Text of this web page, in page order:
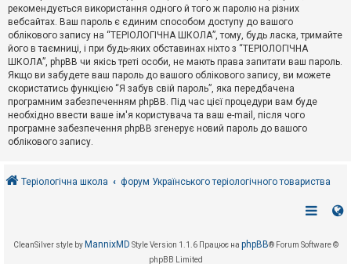
м
о
г
рекомендується використання одного й того ж паролю на різних
вебсайтах. Ваш пароль є єдиним способом доступу до вашого
облікового запису на “ТЕРІОЛОГІЧНА ШКОЛА”, тому, будь ласка, тримайте
його в таємниці, і при будь-яких обставинах ніхто з “ТЕРІОЛОГІЧНА
ШКОЛА”, phpBB чи якісь треті особи, не мають права запитати ваш пароль.
Якщо ви забудете ваш пароль до вашого облікового запису, ви можете
скористатись функцією “Я забув свій пароль”, яка передбачена
програмним забезпеченням phpBB. Під час цієї процедури вам буде
необхідно ввести ваше ім'я користувача та ваш e-mail, після чого
програмне забезпечення phpBB згенерує новий пароль до вашого
облікового запису.
Теріологічна школа форум Українського теріологічного товариства
CleanSilver style by MannixMD Style Version 1.1.6 Працює на phpBB® Forum Software ©
phpBB Limited